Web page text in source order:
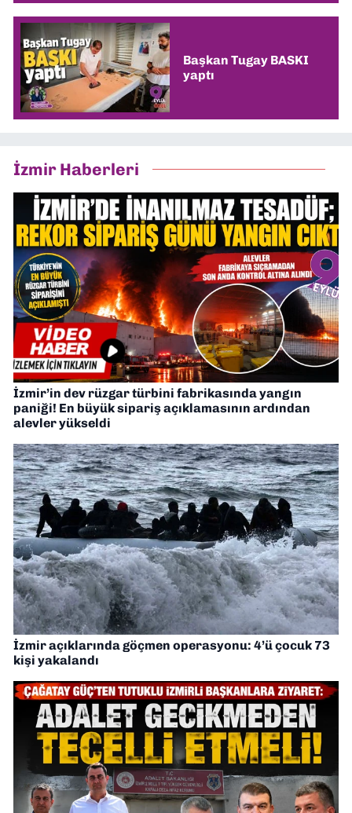
Başkan Tugay BASKI
yaptı
İzmir Haberleri
İzmir’in dev rüzgar türbini fabrikasında yangın
paniği! En büyük sipariş açıklamasının ardından
alevler yükseldi
İzmir açıklarında göçmen operasyonu: 4’ü çocuk 73
kişi yakalandı